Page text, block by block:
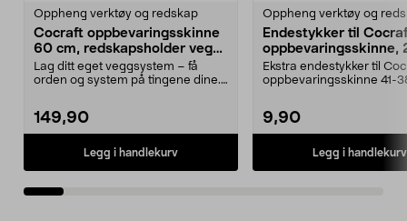
Oppheng verktøy og redskap
Cocraft oppbevaringsskinne
60 cm, redskapsholder vegg,
2-pakning
Lag ditt eget veggsystem – få
orden og system på tingene dine.
149,90
Legg i handlekurv
Oppheng verktøy og
Endestykker til
oppbevaringsskinne,
pakning
Ekstra endestykker til
oppbevaringsskinne 41-
9,90
Legg i handlekurv